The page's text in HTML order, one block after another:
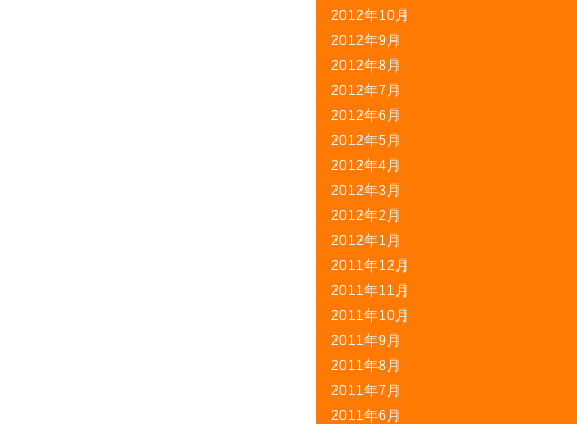
2012年10月
2012年9月
2012年8月
2012年7月
2012年6月
2012年5月
2012年4月
2012年3月
2012年2月
2012年1月
2011年12月
2011年11月
2011年10月
2011年9月
2011年8月
2011年7月
2011年6月